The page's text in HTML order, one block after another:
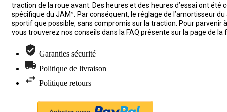
traction de la roue avant. Des heures et des heures d’essai ont été
spécifique du JAM². Par conséquent, le réglage de l’amortisseur
sportif que possible, sans compromis sur la traction. Pour parvenir
vous trouverez nos conseils dans la FAQ présente sur la page de la
Garanties sécurité
Politique de livraison
Politique retours